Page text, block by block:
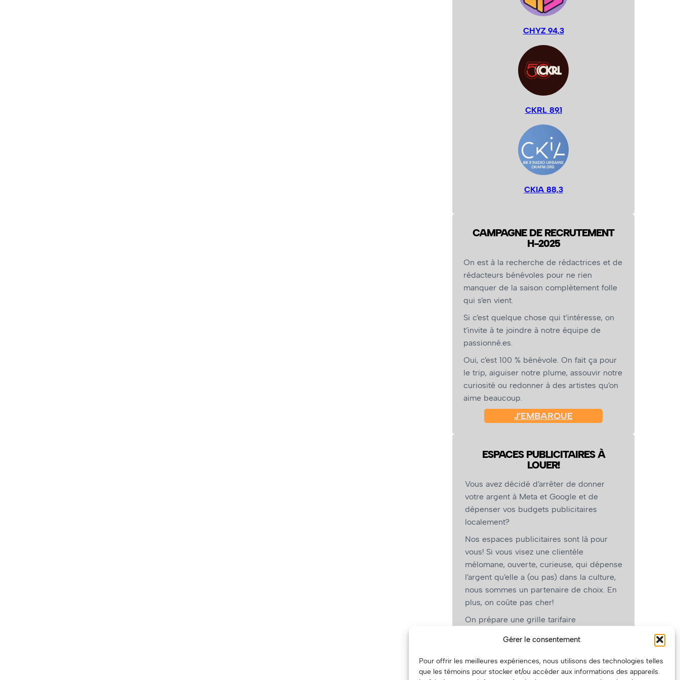
Gérer le consentement
Pour offrir les meilleures expériences, nous utilisons des technologies telles
que les témoins pour stocker et/ou accéder aux informations des appareils.
CHYZ 94,3
CKRL 89,1
CKIA 88,3
CAMPAGNE DE RECRUTEMENT
H-2025
On est à la recherche de rédactrices et de
rédacteurs bénévoles pour ne rien
manquer de la saison complètement folle
qui s’en vient.
Si c’est quelque chose qui t’intéresse, on
t’invite à te joindre à notre équipe de
passionné.es.
Oui, c’est 100 % bénévole. On fait ça pour
le trip, aiguiser notre plume, assouvir notre
curiosité ou redonner à des artistes qu’on
aime beaucoup.
J’EMBARQUE
ESPACES PUBLICITAIRES À
LOUER!
Vous avez décidé d’arrêter de donner
votre argent à Meta et Google et de
dépenser vos budgets publicitaires
localement?
Nos espaces publicitaires sont là pour
vous! Si vous visez une clientèle
mélomane, ouverte, curieuse, qui dépense
l’argent qu’elle a (ou pas) dans la culture,
nous sommes un partenaire de choix. En
plus, on coûte pas cher!
On prépare une grille tarifaire
vous, les artistes!)